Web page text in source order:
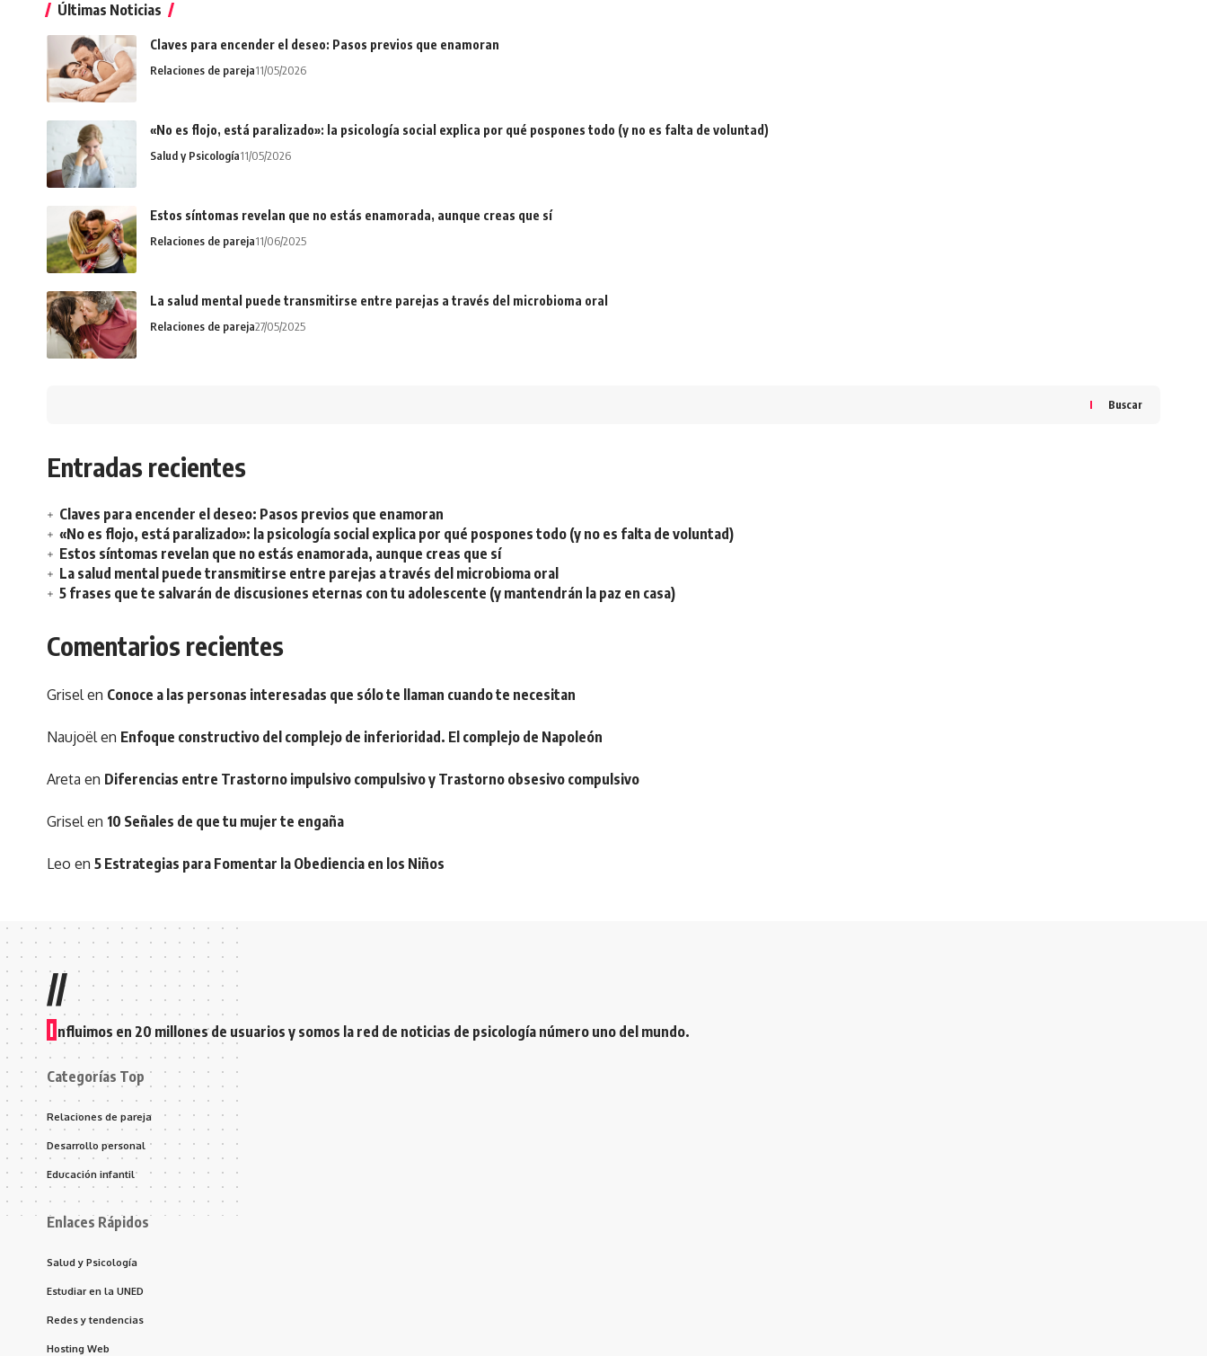
Últimas Noticias
Claves para encender el deseo: Pasos previos que enamoran
Relaciones de pareja11/05/2026
«No es flojo, está paralizado»: la psicología social explica por qué pospones todo (y no es falta de voluntad)
Salud y Psicología11/05/2026
Estos síntomas revelan que no estás enamorada, aunque creas que sí
Relaciones de pareja11/06/2025
La salud mental puede transmitirse entre parejas a través del microbioma oral
Relaciones de pareja27/05/2025
Buscar
Entradas recientes
Claves para encender el deseo: Pasos previos que enamoran
«No es flojo, está paralizado»: la psicología social explica por qué pospones todo (y no es falta de voluntad)
Estos síntomas revelan que no estás enamorada, aunque creas que sí
La salud mental puede transmitirse entre parejas a través del microbioma oral
5 frases que te salvarán de discusiones eternas con tu adolescente (y mantendrán la paz en casa)
Comentarios recientes
Griselen Conoce a las personas interesadas que sólo te llaman cuando te necesitan
Naujoëlen Enfoque constructivo del complejo de inferioridad. El complejo de Napoleón
Areta en Diferencias entre Trastorno impulsivo compulsivo y Trastorno obsesivo compulsivo
Griselen 10 Señales de que tu mujer te engaña
Leo en 5 Estrategias para Fomentar la Obediencia en los Niños
//
I nfluimos en 20 millones de usuarios y somos la red de noticias de psicología número uno del mundo.
Categorías Top
Relaciones de pareja
Desarrollo personal
Educación infantil
Enlaces Rápidos
Salud y Psicología
Estudiar en la UNED
Redes y tendencias
Hosting Web